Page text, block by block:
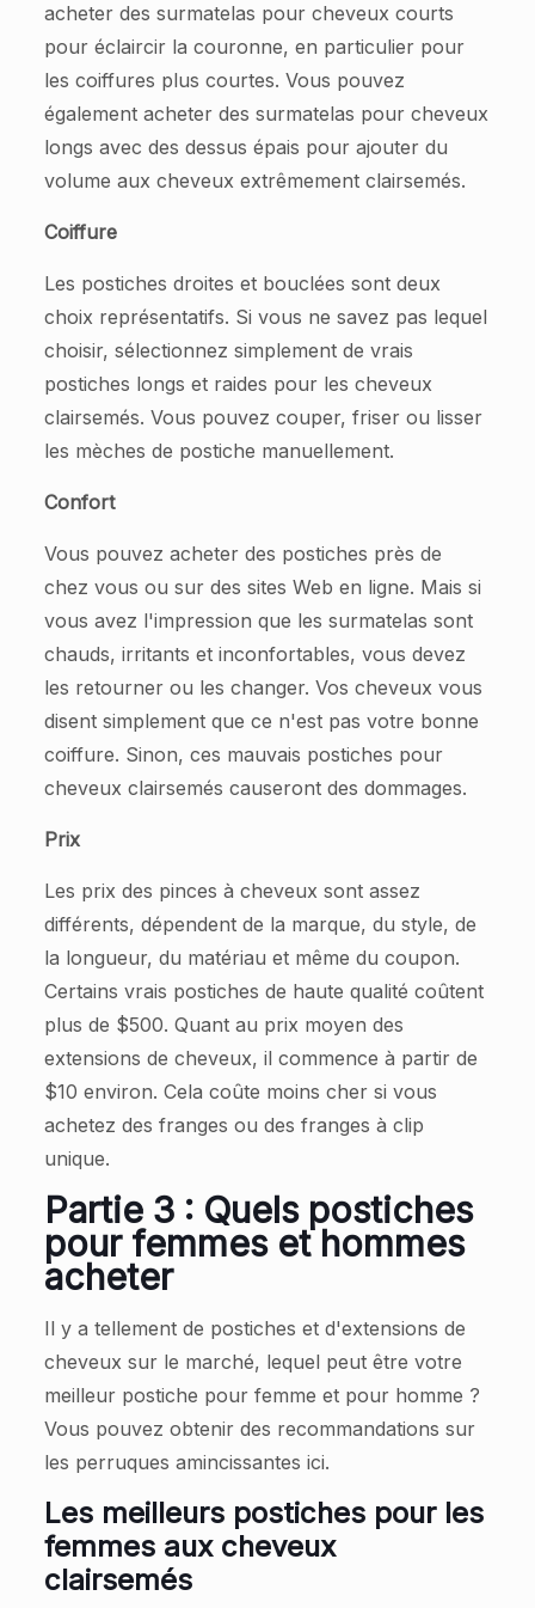
acheter des surmatelas pour cheveux courts
pour éclaircir la couronne, en particulier pour
les coiffures plus courtes. Vous pouvez
également acheter des surmatelas pour cheveux
longs avec des dessus épais pour ajouter du
volume aux cheveux extrêmement clairsemés.
Coiffure
Les postiches droites et bouclées sont deux
choix représentatifs. Si vous ne savez pas lequel
choisir, sélectionnez simplement de vrais
postiches longs et raides pour les cheveux
clairsemés. Vous pouvez couper, friser ou lisser
les mèches de postiche manuellement.
Confort
Vous pouvez acheter des postiches près de
chez vous ou sur des sites Web en ligne. Mais si
vous avez l'impression que les surmatelas sont
chauds, irritants et inconfortables, vous devez
les retourner ou les changer. Vos cheveux vous
disent simplement que ce n'est pas votre bonne
coiffure. Sinon, ces mauvais postiches pour
cheveux clairsemés causeront des dommages.
Prix
Les prix des pinces à cheveux sont assez
différents, dépendent de la marque, du style, de
la longueur, du matériau et même du coupon.
Certains vrais postiches de haute qualité coûtent
plus de $500. Quant au prix moyen des
extensions de cheveux, il commence à partir de
$10 environ. Cela coûte moins cher si vous
achetez des franges ou des franges à clip
unique.
Partie 3 : Quels postiches
pour femmes et hommes
acheter
Il y a tellement de postiches et d'extensions de
cheveux sur le marché, lequel peut être votre
meilleur postiche pour femme et pour homme ?
Vous pouvez obtenir des recommandations sur
les perruques amincissantes ici.
Les meilleurs postiches pour les
femmes aux cheveux
clairsemés